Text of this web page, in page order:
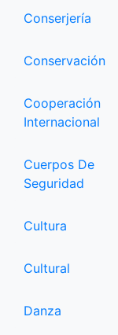
Conserjería
Conservación
Cooperación
Internacional
Cuerpos De
Seguridad
Cultura
Cultural
Danza